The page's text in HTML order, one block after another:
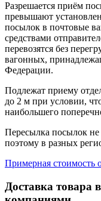
Разрешается приём
превышают
посылок в почтовые
средствами
перевозятся без
вагонных,
Федерации.
Подлежат приему
до 2 м при условии,
наибольшего
Пересылка посылок не
поэтому в разных
Примерная стоимость
Доставка товара